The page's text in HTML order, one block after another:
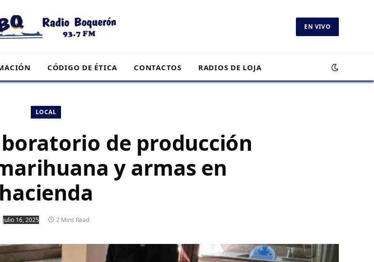
EN VIVO
CÓDIGO DE ÉTICA CONTACTOS RADIOS DE LOJA
LOCAL
de producción
y armas en
hacienda
julio 16, 2025 2 Mins Read